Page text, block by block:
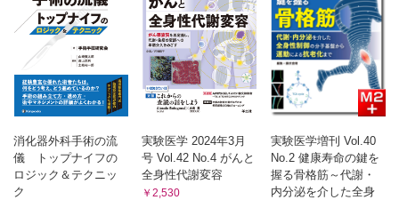
消化器外科手術の流
儀 トップナイフの
ロジック＆テクニッ
ク
実験医学 2024年3月
号 Vol.42 No.4 がんと
全身性代謝変容
￥2,530
実験医学増刊 Vol.40
No.2 健康寿命の鍵を
握る骨格筋～代謝・
内分泌を介した全身